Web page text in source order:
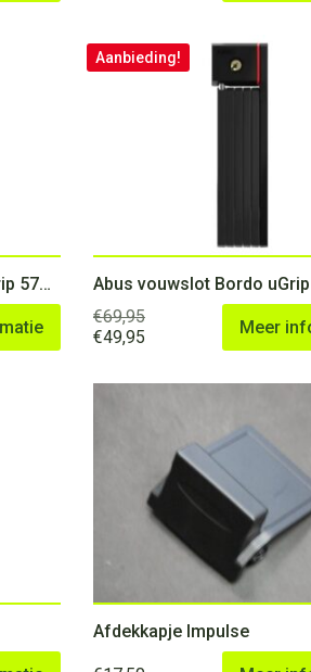
Abus vouwslot Bordo Big uGrip 5700/100 red SH
Aanbieding!
€69,95
Oorspronkelijke
€49,95Huidige
Meer
Afdekkapje Impulse